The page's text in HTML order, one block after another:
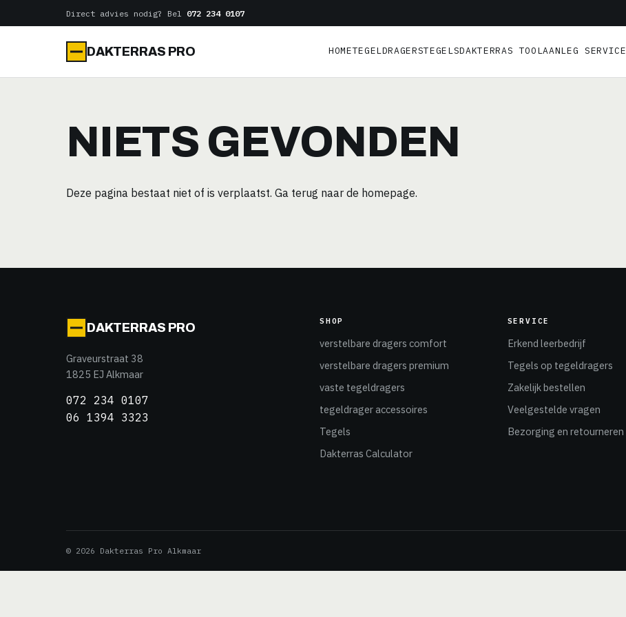
de
Direct advies nodig? Bel 072 234 0107
DAKTERRAS PRO HOMETEGELDRAGERSTEGELSDAKTERRAS TOOLAANLEG SERVICE
NIETS GEVONDEN
Deze pagina bestaat niet of is verplaatst. Ga terug naar de homepage.
DAKTERRAS PRO
Graveurstraat 38
1825 EJ Alkmaar
072 234 0107
06 1394 3323
SHOP
verstelbare dragers comfort
verstelbare dragers premium
vaste tegeldragers
tegeldrager accessoires
Tegels
Dakterras Calculator
SERVICE
Erkend leerbedrijf
Tegels op tegeldragers
Zakelijk bestellen
Veelgestelde vragen
Bezorging en retourneren
© 2026 Dakterras Pro Alkmaar